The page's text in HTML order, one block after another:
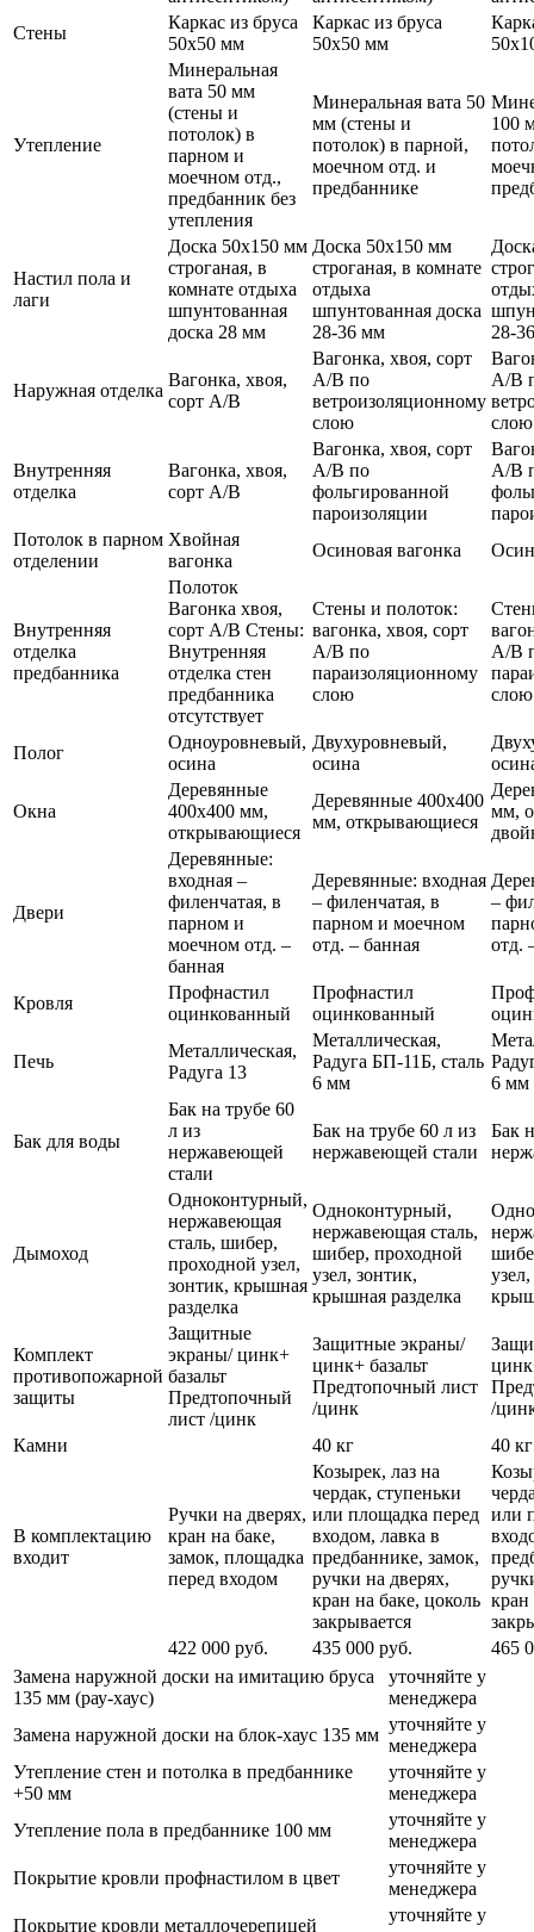
Стены
Каркас из бруса
50х50 мм
Каркас из бруса
50х50 мм
Утепление
Минеральная
вата 50 мм
(стены и
потолок) в
парном и
моечном отд.,
предбанник без
утепления
Минеральная вата 50
мм (стены и
потолок) в парной,
моечном отд. и
предбаннике
100
Настил пола и
лаги
Доска 50х150 мм
строганая, в
комнате отдыха
шпунтованная
доска 28 мм
Доска 50х150 мм
строганая, в комнате
отдыха
шпунтованная доска
28-36 мм
28-
Наружная отделка
Вагонка, хвоя,
сорт А/В
Вагонка, хвоя, сорт
А/В по
ветроизоляционному
слою
А/В
слою
Внутренняя
отделка
Вагонка, хвоя,
сорт А/В
Вагонка, хвоя, сорт
А/В по
фольгированной
пароизоляции
А/В
Потолок в парном
отделении
Хвойная
вагонка
Осиновая вагонка
Внутренняя
отделка
предбанника
Полоток
Вагонка хвоя,
сорт А/В Стены:
Внутренняя
отделка стен
предбанника
отсутствует
Стены и полоток:
вагонка, хвоя, сорт
А/В по
параизоляционному
слою
А/В
слою
Полог
Одноуровневый,
осина
Двухуровневый,
осина
Окна
Деревянные
400х400 мм,
открывающиеся
Деревянные 400х400
мм, открывающиеся
мм,
Двери
Деревянные:
входная –
филенчатая, в
парном и
моечном отд. –
банная
Деревянные: входная
– филенчатая, в
парном и моечном
отд. – банная
–
отд.
Кровля
Профнастил
оцинкованный
Профнастил
оцинкованный
Печь
Металлическая,
Радуга 13
Металлическая,
Радуга БП-11Б, сталь
6 мм
6 мм
Бак для воды
Бак на трубе 60
л из
нержавеющей
стали
Бак на трубе 60 л из
нержавеющей стали
Бак
Дымоход
Одноконтурный,
нержавеющая
сталь, шибер,
проходной узел,
зонтик, крышная
разделка
Одноконтурный,
нержавеющая сталь,
шибер, проходной
узел, зонтик,
крышная разделка
Комплект
противопожарной
защиты
Защитные
экраны/ цинк+
базальт
Предтопочный
лист /цинк
Защитные экраны/
цинк+ базальт
Предтопочный лист
/цинк
/
Камни
40 кг 40 кг
В комплектацию
входит
Ручки на дверях,
кран на баке,
замок, площадка
перед входом
Козырек, лаз на
чердак, ступеньки
или площадка перед
входом, лавка в
предбаннике, замок,
ручки на дверях,
кран на баке, цоколь
закрывается
или
кран
422 000 руб.
435 000 руб.
465
Замена наружной доски на имитацию бруса
135 мм (рау-хаус)
уточняйте у
менеджера
Замена наружной доски на блок-хаус 135 мм
уточняйте у
менеджера
Утепление стен и потолка в предбаннике
+50 мм
уточняйте у
менеджера
Утепление пола в предбаннике 100 мм
уточняйте у
менеджера
Покрытие кровли профнастилом в цвет
уточняйте у
менеджера
Покрытие кровли металлочерепицей
уточняйте у